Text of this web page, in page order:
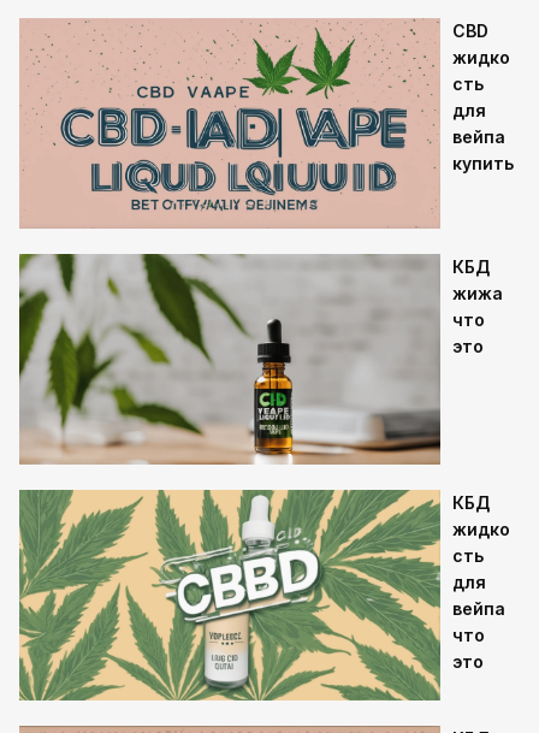
CBD
жидко
сть
для
вейпа
купить
КБД
жижа
что
это
КБД
жидко
сть
для
вейпа
что
это